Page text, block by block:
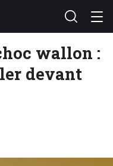
wallon :
devant